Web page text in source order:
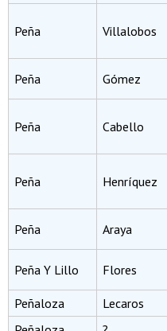
Peña Villalobos
Peña Gómez
Peña Cabello
Peña Henríquez
Peña Araya
Peña Y Lillo Flores
Peñaloza
Lecaros